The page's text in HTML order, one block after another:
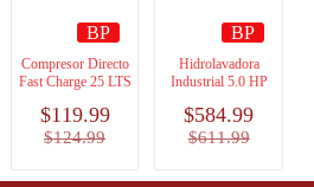
BP
Compresor Directo
Fast Charge 25 LTS
$124.99
$119.99
BP
Hidrolavadora
Industrial 5.0 HP
$611.99
$584.99